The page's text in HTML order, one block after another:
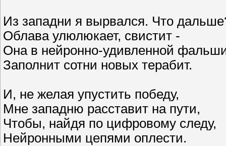
Из западни я вырвался. Что
Облава улюлюкает, свистит -
Она в нейронно-удивленной
Заполнит сотни новых терабит.
И, не желая упустить победу,
Мне западню расставит на пути,
Чтобы, найдя по цифровому следу,
Нейронными цепями оплести.